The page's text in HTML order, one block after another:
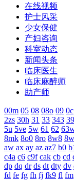
在线视频
护士风采
少女保健
产妇咨询
科室动态
新闻头条
临床医生
临床麻醉师
助产师
00m 05 08 08o 09 0c
2zs 30h 31 33 343 39
5u 5ve 5w 61 62
8mk 8o0 8ro 8w8
aw ax ay az az7 b0
c4a c6 c9f cak cb cd
dp dq dr ds dt dty dv
fd fe fg fh fj fk9 fl fm